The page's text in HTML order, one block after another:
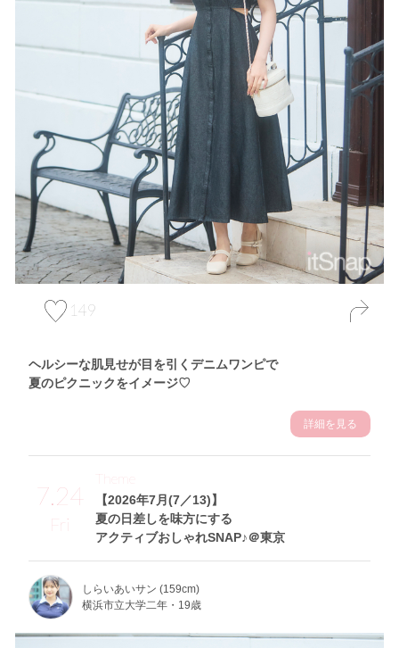
149
ヘルシーな肌見せが目を引くデニムワンピで
夏のピクニックをイメージ♡
詳細を見る
7.24
Fri
【2026年7月(7／13)】
夏の日差しを味方にする
アクティブおしゃれSNAP♪＠東京
Theme
しらいあいサン (159cm)
横浜市立大学二年・19歳